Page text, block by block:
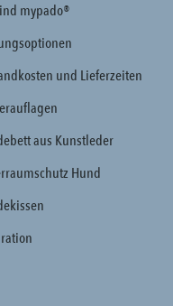
mypado®
und Lieferzeiten
aus Kunstleder
Hund